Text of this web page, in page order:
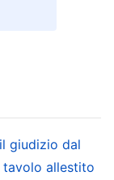
motivazioni e
nel cuore
essere stato
si può
le
giudizio dal
tavolo allestito